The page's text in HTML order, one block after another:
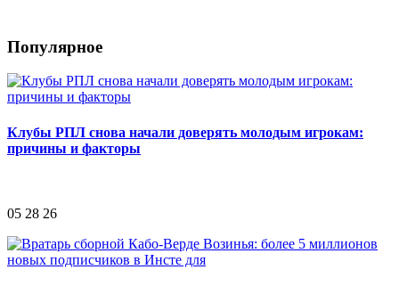
Популярное
Клубы РПЛ снова начали доверять молодым игрокам:
причины и факторы
05 28 26